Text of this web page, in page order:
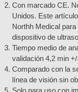
Con marcado CE.
Unidos. Este
Northh Medical
dispositivo de
Tiempo medio de
validación 4,2 min
Comparado con la
línea de visión sin
Solo para uso con